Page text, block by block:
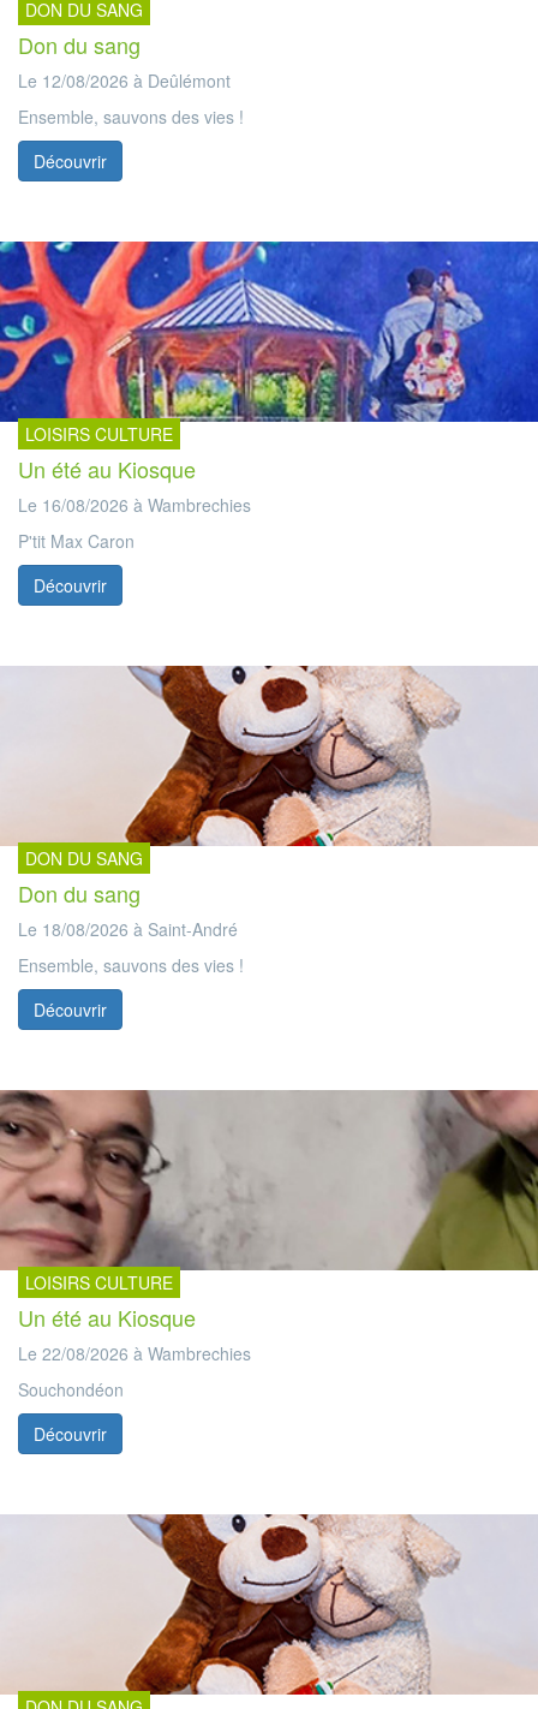
DON DU SANG
Don du sang
Le 12/08/2026 à Deûlémont
Ensemble, sauvons des vies !
Découvrir
LOISIRS CULTURE
Un été au Kiosque
Le 16/08/2026 à Wambrechies
P'tit Max Caron
Découvrir
DON DU SANG
Don du sang
Le 18/08/2026 à Saint-André
Ensemble, sauvons des vies !
Découvrir
LOISIRS CULTURE
Un été au Kiosque
Le 22/08/2026 à Wambrechies
Souchondéon
Découvrir